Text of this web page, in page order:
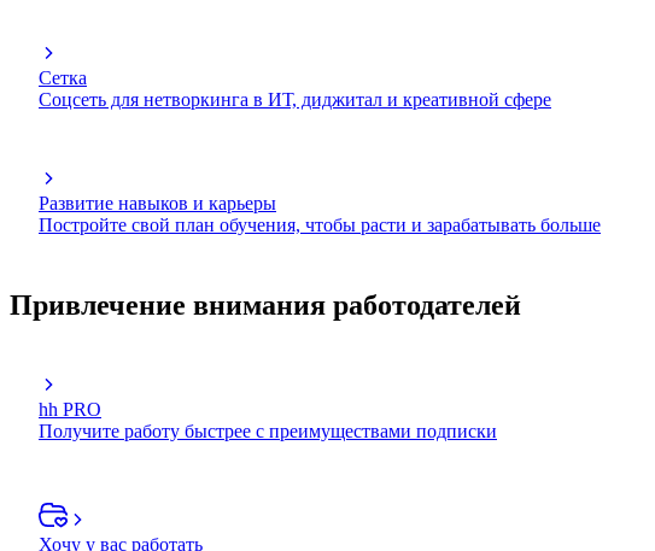
Сетка
Соцсеть для нетворкинга в ИТ, диджитал и креативной сфере
Развитие навыков и карьеры
Постройте свой план обучения, чтобы расти и зарабатывать больше
Привлечение внимания работодателей
hh PRO
Получите работу быстрее с преимуществами подписки
Хочу у вас работать